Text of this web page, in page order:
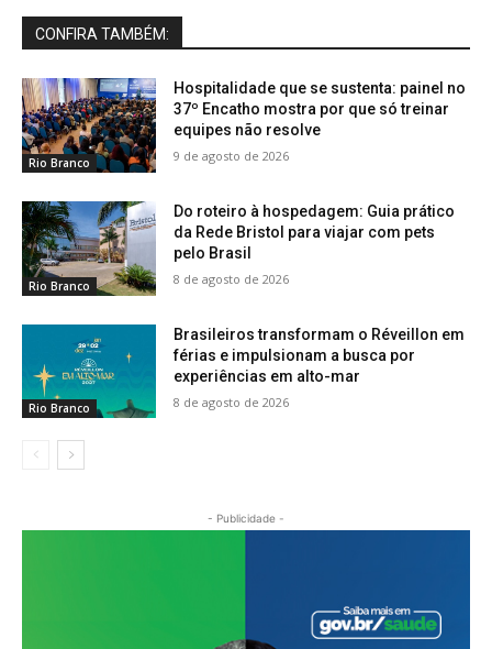
CONFIRA TAMBÉM:
Rio Branco
Hospitalidade que se sustenta: painel no
37º Encatho mostra por que só treinar
equipes não resolve
9 de agosto de 2026
Rio Branco
Do roteiro à hospedagem: Guia prático
da Rede Bristol para viajar com pets
pelo Brasil
8 de agosto de 2026
Rio Branco
Brasileiros transformam o Réveillon em
férias e impulsionam a busca por
experiências em alto-mar
8 de agosto de 2026
- Publicidade -